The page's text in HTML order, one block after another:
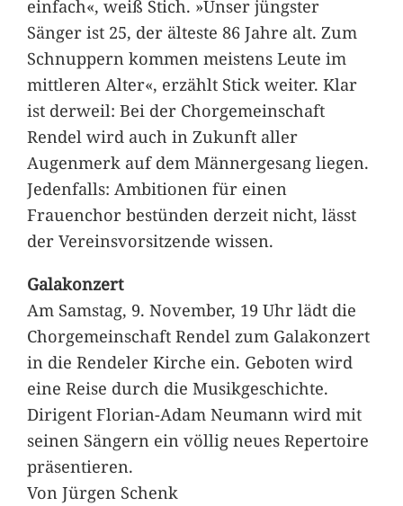
einfach«, weiß Stich. »Unser jüngster
Sänger ist 25, der älteste 86 Jahre alt. Zum
Schnuppern kommen meistens Leute im
mittleren Alter«, erzählt Stick weiter. Klar
ist derweil: Bei der Chorgemeinschaft
Rendel wird auch in Zukunft aller
Augenmerk auf dem Männergesang liegen.
Jedenfalls: Ambitionen für einen
Frauenchor bestünden derzeit nicht, lässt
der Vereinsvorsitzende wissen.
Galakonzert
Am Samstag, 9. November, 19 Uhr lädt die
Chorgemeinschaft Rendel zum Galakonzert
in die Rendeler Kirche ein. Geboten wird
eine Reise durch die Musikgeschichte.
Dirigent Florian-Adam Neumann wird mit
seinen Sängern ein völlig neues Repertoire
präsentieren.
Von Jürgen Schenk